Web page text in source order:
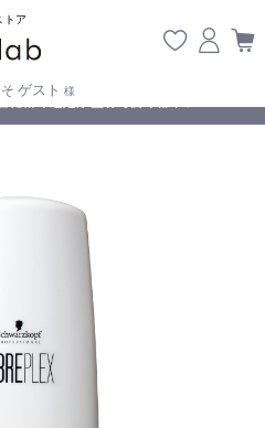
トア
ゲスト 様
より遅延が生じております